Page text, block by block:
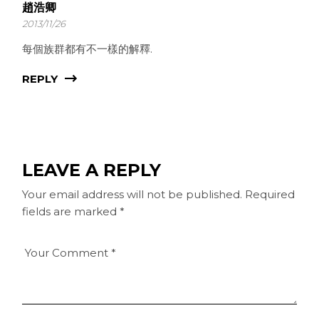
趙浩卿
2013/11/26
每個族群都有不一樣的解釋.
REPLY
LEAVE A REPLY
Your email address will not be published. Required
fields are marked *